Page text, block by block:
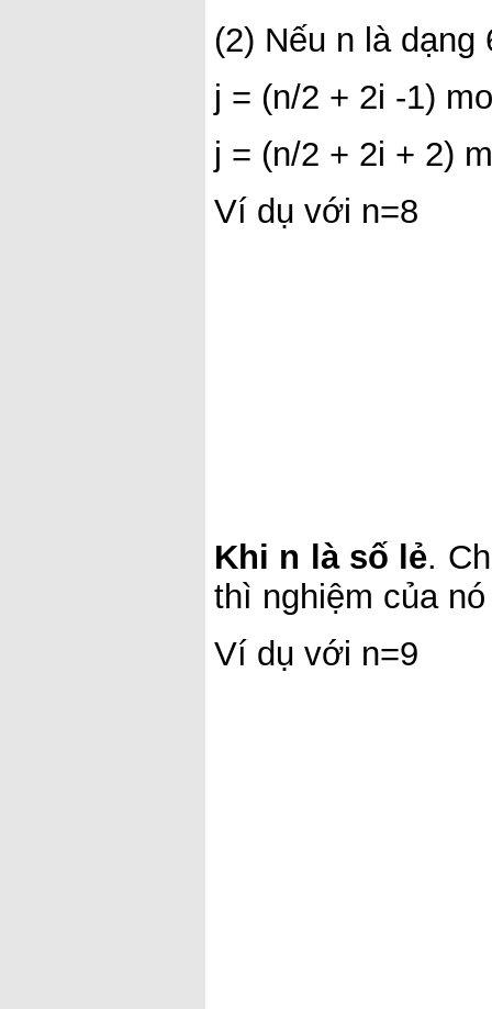
(2) Nếu n là dạng
j = (n/2 + 2i -1)
j = (n/2 + 2i + 2)
Ví dụ với n=8
Khi n là số lẻ.
thì nghiệm của
Ví dụ với n=9